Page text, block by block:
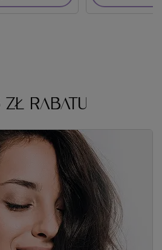
RABATU